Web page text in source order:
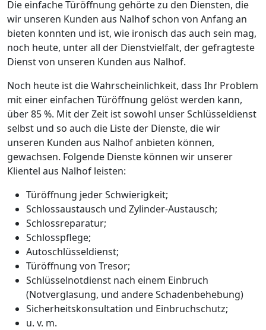
Die einfache Türöffnung gehörte zu den Diensten, die
wir unseren Kunden aus Nalhof schon von Anfang an
bieten konnten und ist, wie ironisch das auch sein mag,
noch heute, unter all der Dienstvielfalt, der gefragteste
Dienst von unseren Kunden aus Nalhof.
Noch heute ist die Wahrscheinlichkeit, dass Ihr Problem
mit einer einfachen Türöffnung gelöst werden kann,
über 85 %. Mit der Zeit ist sowohl unser Schlüsseldienst
selbst und so auch die Liste der Dienste, die wir
unseren Kunden aus Nalhof anbieten können,
gewachsen. Folgende Dienste können wir unserer
Klientel aus Nalhof leisten:
Türöffnung jeder Schwierigkeit;
Schlossaustausch und Zylinder-Austausch;
Schlossreparatur;
Schlosspflege;
Autoschlüsseldienst;
Türöffnung von Tresor;
Schlüsselnotdienst nach einem Einbruch
(Notverglasung, und andere Schadenbehebung)
Sicherheitskonsultation und Einbruchschutz;
u. v. m.